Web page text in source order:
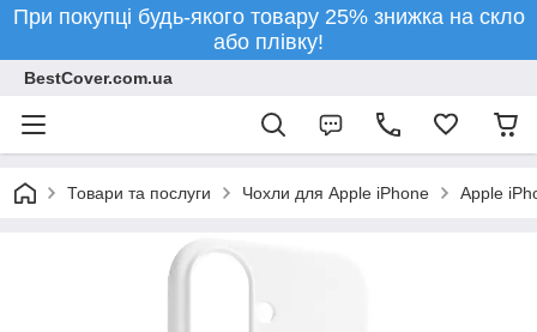
При покупці будь-якого товару 25% знижка на скло
або плівку!
BestCover.com.ua
Товари та послуги Чохли для Apple iPhone Apple